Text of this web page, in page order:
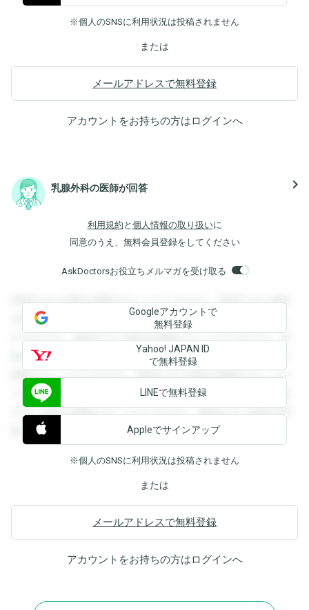
※個人のSNSに利用状況は投稿されません
または
メールアドレスで無料登録
アカウントをお持ちの方はログインへ
乳腺外科の医師が回答 navigate_next
利用規約 と 個人情報の取り扱いに
同意のうえ、無料会員登録をしてください
AskDoctorsお役立ちメルマガを受け取る
登録すると回答を閲覧することができます。登録すると回答
を閲覧することができます。登録すると回答を閲覧すること
ができます。登録すると回答を閲覧することができます。登
録すると回答を閲覧することができます。登録すると回答を
閲覧することができます。登録すると回答を閲覧することが
できます。登録すると回答を閲覧することができます。登録
すると回答を閲覧することができます。登録すると回答を閲
覧することができます。
Googleアカウントで
無料登録
Yahoo! JAPAN ID
で無料登録
LINEで無料登録
Appleでサインアップ
※個人のSNSに利用状況は投稿されません
または
メールアドレスで無料登録
アカウントをお持ちの方はログインへ